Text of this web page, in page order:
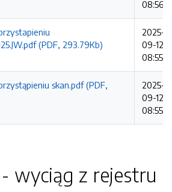
(PDF, 293.79Kb)
2025-
09-12
skan.pdf (PDF,
2025-
09-12
wyciąg z rejestru